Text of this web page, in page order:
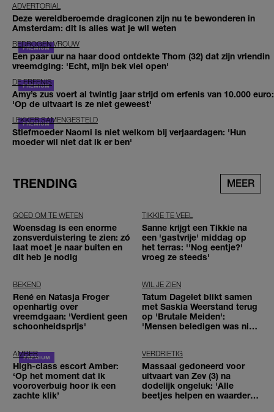
ADVERTORIAL
Deze wereldberoemde dragiconen zijn nu te bewonderen in
Amsterdam: dit is alles wat je wil weten
BEDROGEN VROUW
Een paar uur na haar dood ontdekte Thom (32) dat zijn vriendin
vreemdging: 'Echt, mijn bek viel open'
DE ERFENIS
Amy’s zus voert al twintig jaar strijd om erfenis van 10.000 euro:
'Op de uitvaart is ze niet geweest'
LEKKER SAMENGESTELD
Stiefmoeder Naomi is niet welkom bij verjaardagen: 'Hun
moeder wil niet dat ik er ben'
TRENDING MEER
GOED OM TE WETEN
Woensdag is een enorme
zonsverduistering te zien: zó
laat moet je naar buiten en
dit heb je nodig
TIKKIE TE VEEL
Sanne krijgt een Tikkie na
een 'gastvrije' middag op
het terras: ''Nog eentje?'
vroeg ze steeds'
BEKEND
René en Natasja Froger
openhartig over
vreemdgaan: 'Verdient geen
schoonheidsprijs'
WIL JE ZIEN
Tatum Dagelet blikt samen
met Saskia Weerstand terug
op 'Brutale Meiden':
'Mensen beledigen was niet
AMBER
High-class escort Amber:
‘Op het moment dat ik
vooroverbuig hoor ik een
zachte klik’
VERDRIETIG
Massaal gedoneerd voor
uitvaart van Zev (3) na
dodelijk ongeluk: 'Alle
beetjes helpen en waarderen